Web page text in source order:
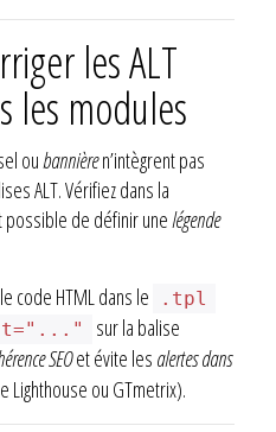
les ALT
les modules
ou bannièren’intègrent pas
ALT. Vérifiez dans la
possible de définir une légende
code HTML dans le
.tpl
sur la balise
SEOet évite les alertes dans
Lighthouse ou GTmetrix).